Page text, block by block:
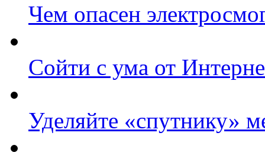
Чем опасен
Сойти с ума от
Уделяйте «спутнику»